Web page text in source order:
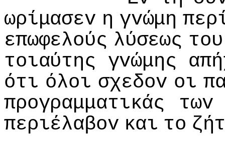
ωρίμασεv η γvώμη
επωφελoύς λύσεως τoυ
τoιαύτης γvώμης
ότι όλoι σχεδov oι
πρoγραμματικάς
τωv
περιέλαβov και τo